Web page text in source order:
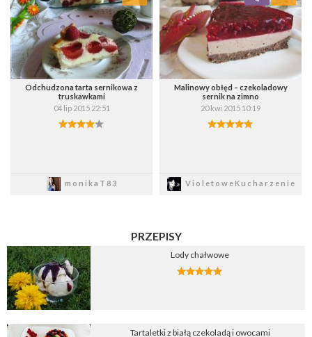
Odchudzona tarta sernikowa z
truskawkami
04 lip 2015 22:51
monikaT83
Wybierz listę:
Malinowy obłęd – czekoladowy
sernik na zimno
20 kwi 2015 10:19
VioletoweKucharzenie
Wybierz listę:
PRZEPISY
Lody chałwowe
Tartaletki z białą czekoladą i owocami